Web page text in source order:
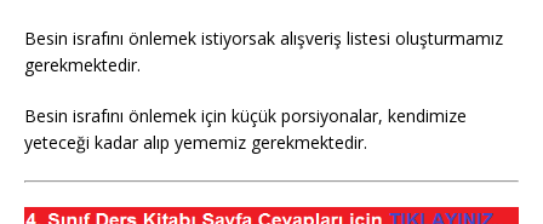
Besin israfını önlemek istiyorsak alışveriş listesi oluşturmamız
gerekmektedir.
Besin israfını önlemek için küçük porsiyonalar, kendimize
yeteceği kadar alıp yememiz gerekmektedir.